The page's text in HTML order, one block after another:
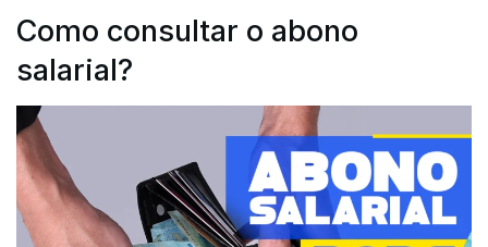
Como consultar o abono
salarial?